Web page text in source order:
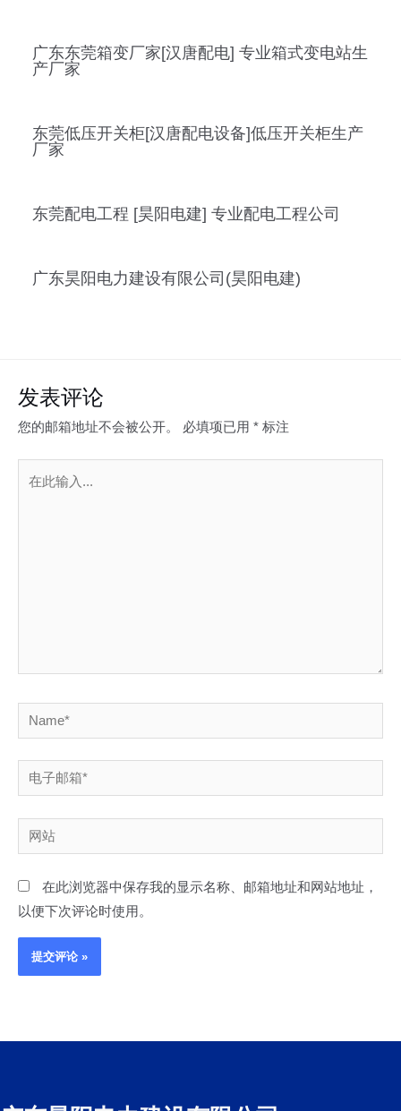
广东东莞箱变厂家[汉唐配电] 专业箱式变电站生
产厂家
东莞低压开关柜[汉唐配电设备]低压开关柜生产
厂家
东莞配电工程 [昊阳电建] 专业配电工程公司
广东昊阳电力建设有限公司(昊阳电建)
发表评论
您的邮箱地址不会被公开。 必填项已用 * 标注
Name*
电
子
邮
箱
网
站
在此浏览器中保存我的显示名称、邮箱地址和网站地址，
以便下次评论时使用。